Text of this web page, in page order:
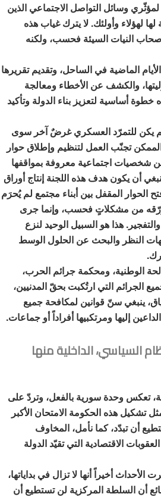
وسائل التواصل الاجتماعي الذين
لهؤلاء وأولئك. لا يترك غياب هذه
أصحاب النيات السيئة فحسب، ولكنه
الماضية في الساحل، وتقديم تقريرها
والكشف عن الأخطاء ومعالجة
أساسية لتعزيز بناء الدولة وتأكيد
لم يكن للتمرّد العسكري غرضٌ آخر سوى
تجنّب العمل لتنظيم وإطلاق حوار
شخصيات اجتماعية معروفة بمواقفها
أن يكون هدف هذه اللجنة إنتاج أوراق
الحوار المقفل بين أبناء مجتمع لم يُحرَم
من مشكلاتٍ فحسب، وإنما جرى
هذا هو السبيل الوحيد لنزع
النظر والبحث عن الحلول الوسط
الوطنية، ومحكمة جرائم الحرب،
الجرائم التي ارتُكبت بحقّ المدنيين،
ينبغي سنّ قوانين لمكافحة جميع
إليها ومرتكبيها أفراداً أو جماعات.
السياسي، الداخلية منها
تعكس وحدة سورية بالفعل، وتردّ على
هذه الحكومة الامتحان الأكبر
أن تبدّد، كما نأمل، المخاوف
الاقتصادية التي تقيّد الدولة
أخيراً أنها لا تزال في بداياتها،
أن السلطة المركزية لن تستطيع أن